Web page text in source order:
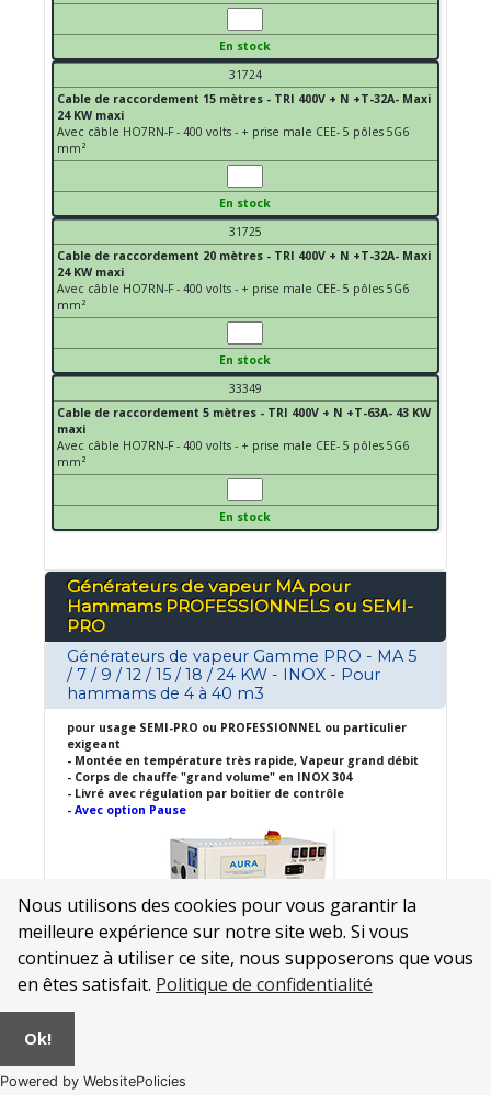
Nous utilisons des cookies pour vous garantir la
meilleure expérience sur notre site web. Si vous
continuez à utiliser ce site, nous supposerons que vous
en êtes satisfait. Politique de confidentialité
Ok!
Powered by WebsitePolicies
En stock
31724
Cable de raccordement 15 mètres - TRI 400V + N +T-32A- Maxi
24 KW maxi
Avec câble HO7RN-F - 400 volts - + prise male CEE- 5 pôles 5G6
mm²
En stock
31725
Cable de raccordement 20 mètres - TRI 400V + N +T-32A- Maxi
24 KW maxi
Avec câble HO7RN-F - 400 volts - + prise male CEE- 5 pôles 5G6
mm²
En stock
33349
Cable de raccordement 5 mètres - TRI 400V + N +T-63A- 43 KW
maxi
Avec câble HO7RN-F - 400 volts - + prise male CEE- 5 pôles 5G6
mm²
En stock
Générateurs de vapeur MA pour
Hammams PROFESSIONNELS ou SEMI-
PRO
Générateurs de vapeur Gamme PRO - MA 5
/ 7 / 9 / 12 / 15 / 18 / 24 KW - INOX - Pour
hammams de 4 à 40 m3
pour usage SEMI-PRO ou PROFESSIONNEL ou particulier
exigeant
- Montée en température très rapide, Vapeur grand débit
- Corps de chauffe "grand volume" en INOX 304
- Livré avec régulation par boitier de contrôle
- Avec option Pause